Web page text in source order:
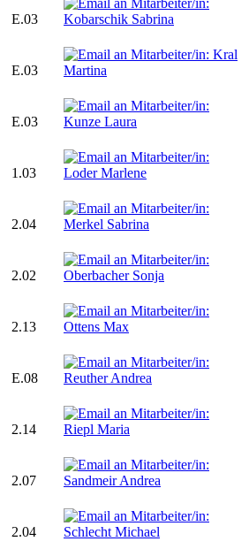
E.03
E.03
E.03
1.03
2.04
2.02
2.13
E.08
2.14
2.07
2.04